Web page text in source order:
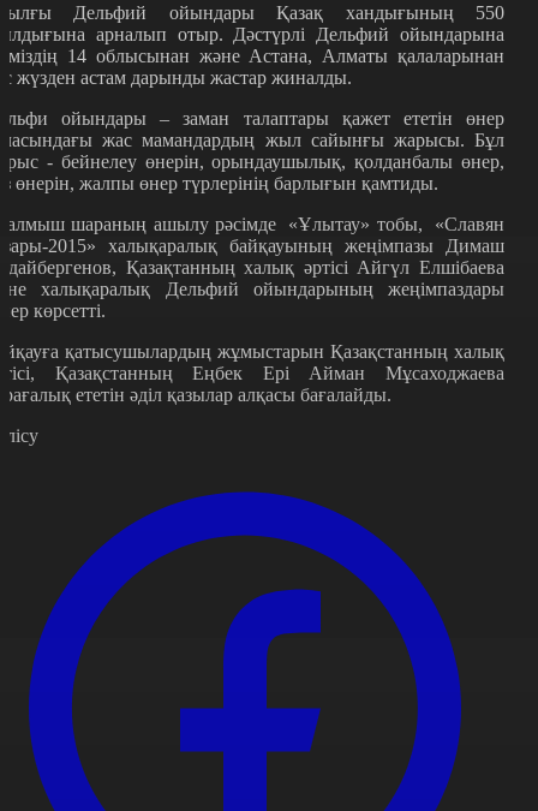
Дельфий ойындары Қазақ хандығының 550
арналып отыр. Дәстүрлі Дельфий ойындарына
14 облысынан және Астана, Алматы қалаларынан
жүзден астам дарынды жастар жиналды.
ойындары – заман талаптары қажет ететін өнер
жас мамандардың жыл сайынғы жарысы. Бұл
- бейнелеу өнерін, орындаушылық, қолданбалы өнер,
өнерін, жалпы өнер түрлерінің барлығын қамтиды.
шараның ашылу рәсімде «Ұлытау» тобы, «Славян
2015» халықаралық байқауының жеңімпазы Димаш
Қазақтанның халық әртісі Айгүл Елшібаева
халықаралық Дельфий ойындарының жеңімпаздары
көрсетті.
қатысушылардың жұмыстарын Қазақстанның халық
Қазақстанның Еңбек Ері Айман Мұсаходжаева
ететін әділ қазылар алқасы бағалайды.